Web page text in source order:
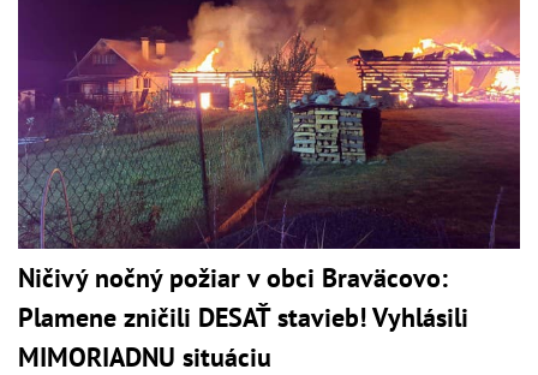
Ničivý nočný požiar v obci Braväcovo:
Plamene zničili DESAŤ stavieb! Vyhlásili
MIMORIADNU situáciu